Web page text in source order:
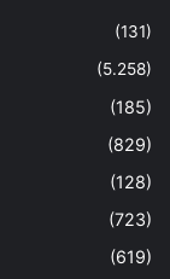
(131)
(5.258)
(185)
(829)
(128)
(723)
(619)